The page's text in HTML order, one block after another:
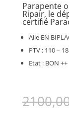
Parapente
Ripair, le
certifié
Aile EN
PTV : 110 –
Etat : BON ++